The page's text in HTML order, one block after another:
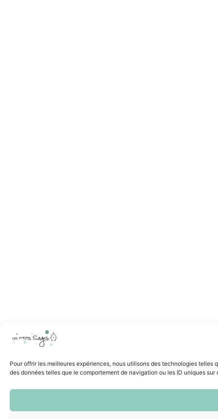
Pour offrir les meilleures expériences, nous utilisons des technologies
des données telles que le comportement de navigation ou les ID uniques